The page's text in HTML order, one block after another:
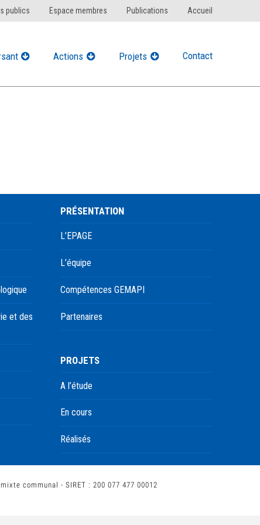
publics Espace membres Publications Accueil
Actions Projets Contact
et des
PRÉSENTATION
L’EPAGE
L’équipe
Compétences GEMAPI
Partenaires
PROJETS
A l’étude
En cours
Réalisés
communal - SIRET : 200 077 477 00012